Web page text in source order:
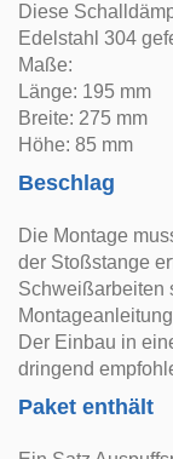
Diese
Edelstahl 304
Maße:
Länge: 195 mm
Breite: 275 mm
Höhe: 85 mm
Beschlag
Die Montage
der Stoßstange
Schweißarbeiten
Der Einbau in
dringend
Paket enthält